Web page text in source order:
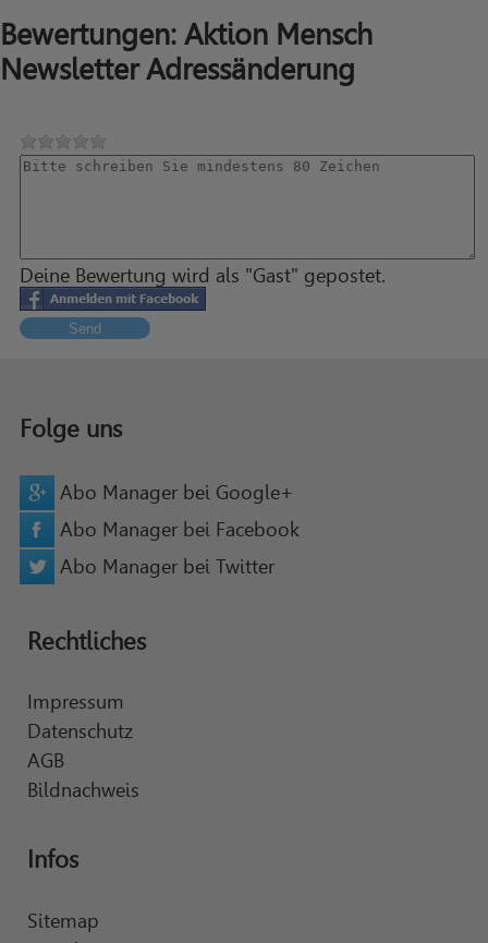
Bewertungen: Aktion Mensch
Newsletter Adressänderung
Deine Bewertung wird als "Gast" gepostet.
Send
Folge uns
Abo Manager bei Google+
Abo Manager bei Facebook
Abo Manager bei Twitter
Rechtliches
Impressum
Datenschutz
AGB
Bildnachweis
Infos
Sitemap